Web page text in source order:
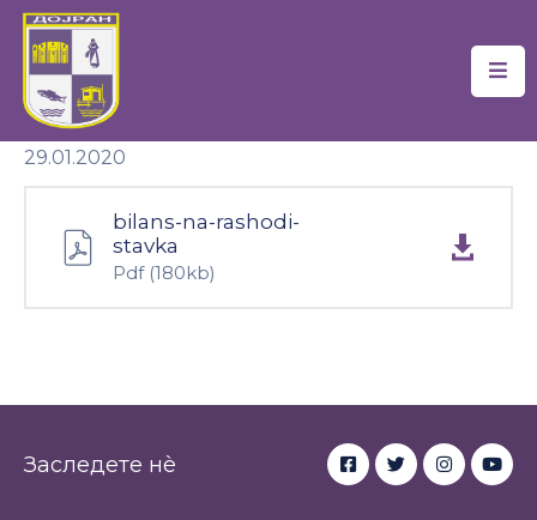
Почетна
Локална
Новости
Услуги
Финансии
29.01.2020
bilans-na-rashodi-
stavka
Pdf (180kb)
Заследете нè